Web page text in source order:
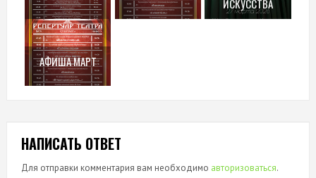
ИСКУССТВА
АФИША МАРТ
НАПИСАТЬ ОТВЕТ
Для отправки комментария вам необходимо авторизоваться.